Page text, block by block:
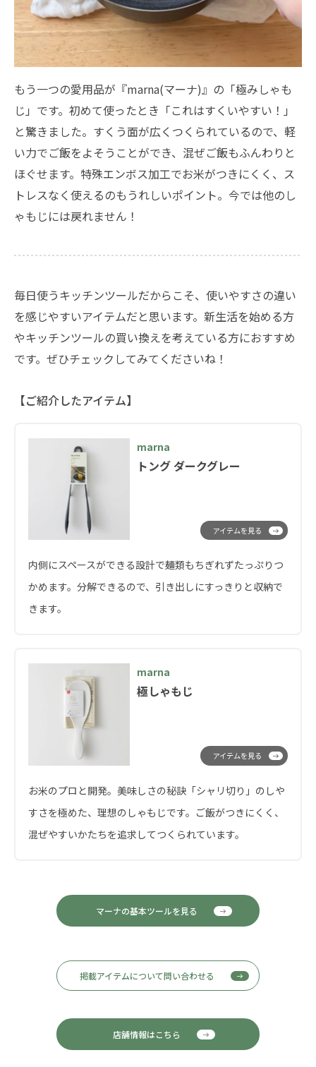
もう一つの愛用品が『marna(マーナ)』の「極みしゃも
じ」です。初めて使ったとき「これはすくいやすい！」
と驚きました。すくう面が広くつくられているので、軽
い力でご飯をよそうことができ、混ぜご飯もふんわりと
ほぐせます。特殊エンボス加工でお米がつきにくく、ス
トレスなく使えるのもうれしいポイント。今では他のし
ゃもじには戻れません！
毎日使うキッチンツールだからこそ、使いやすさの違い
を感じやすいアイテムだと思います。新生活を始める方
やキッチンツールの買い換えを考えている方におすすめ
です。ぜひチェックしてみてくださいね！
【ご紹介したアイテム】
トング ダークグレー
marna
内側にスペースができる設計で麺類もちぎれずたっぷりつ
かめます。分解できるので、引き出しにすっきりと収納で
きます。
アイテムを見る
極しゃもじ
marna
お米のプロと開発。美味しさの秘訣「シャリ切り」のしや
すさを極めた、理想のしゃもじです。ご飯がつきにくく、
混ぜやすいかたちを追求してつくられています。
アイテムを見る
マーナの基本ツールを見る
掲載アイテムについて問い合わせる
店舗情報はこちら